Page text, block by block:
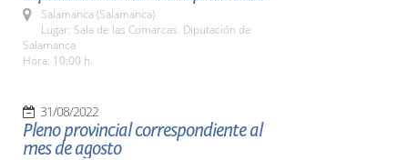
Salamanca (Salamanca)
Lugar: Sala de las Comarcas. Diputación de
Salamanca
Hora: 10:00 h.
31/08/2022
Pleno provincial correspondiente al
mes de agosto